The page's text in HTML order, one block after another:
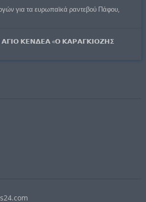
για τα ευρωπαϊκά ραντεβού Πάφου,
𝝟𝝚𝝢𝝙𝝚𝝖 «𝝤 𝝟𝝖𝝦𝝖𝝘𝝟𝝞𝝤𝝛𝝜𝝨